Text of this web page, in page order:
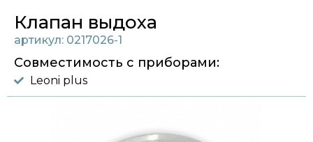
Клапан выдоха
артикул: 0217026-1
Совместимость с приборами:
Leoni plus